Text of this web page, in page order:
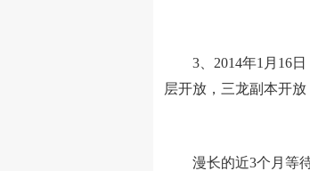
3、2014年1月16日
层开放，三龙副本开
漫长的近3个月等待